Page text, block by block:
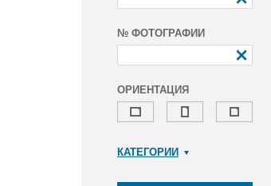
№ ФОТОГРАФИИ
ОРИЕНТАЦИЯ
КАТЕГОРИИ